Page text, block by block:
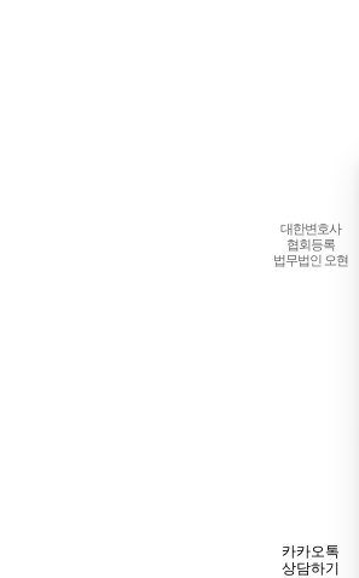
대한변호사
협회등록
법무법인 오현
카카오톡
상담하기